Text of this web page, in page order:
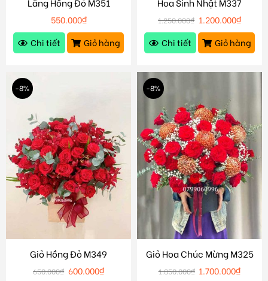
550.000₫
Chi tiết
Giỏ hàng
1.250.000₫ 1.200.000₫
Chi tiết
Giỏ hàng
-8%
Giỏ Hồng Đỏ M349
650.000₫ 600.000₫
-8%
Giỏ Hoa Chúc Mừng M325
1.850.000₫ 1.700.000₫